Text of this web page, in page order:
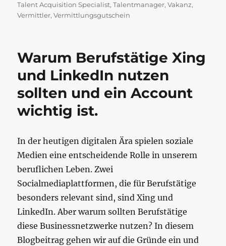
Talent Acquisition Specialist,Talentmanager,Vakanz,
Vermittler,Vermittlungsgutschein
Warum Berufstätige Xing
und LinkedIn nutzen
sollten und ein Account
wichtig ist.
In der heutigen digitalen Ära spielen soziale
Medien eine entscheidende Rolle in unserem
beruflichen Leben. Zwei
Socialmediaplattformen, die für Berufstätige
besonders relevant sind, sind Xing und
LinkedIn. Aber warum sollten Berufstätige
diese Businessnetzwerke nutzen? In diesem
Blogbeitrag gehen wir auf die Gründe ein und